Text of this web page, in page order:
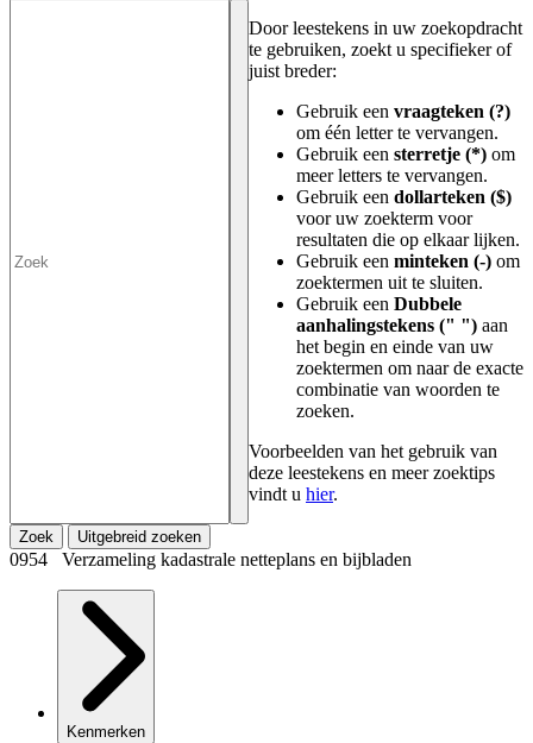
Door leestekens in uw zoekopdracht
te gebruiken, zoekt u specifieker of
juist breder:
Gebruik een vraagteken (?)
om één letter te vervangen.
Gebruik een sterretje (*) om
meer letters te vervangen.
Gebruik een dollarteken ($)
voor uw zoekterm voor
resultaten die op elkaar lijken.
Gebruik een minteken (-) om
zoektermen uit te sluiten.
Gebruik een Dubbele
aanhalingstekens (" ") aan
het begin en einde van uw
zoektermen om naar de exacte
combinatie van woorden te
zoeken.
Voorbeelden van het gebruik van
deze leestekens en meer zoektips
vindt u hier.
Zoek Uitgebreid zoeken
0954 Verzameling kadastrale netteplans en bijbladen
Kenmerken